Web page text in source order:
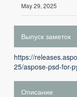
May 29, 2025
Выпуск заметок
https://
25/aspose-psd-for-
Описание